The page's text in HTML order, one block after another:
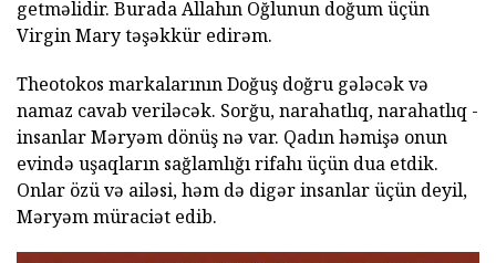
getməlidir. Burada Allahın Oğlunun doğum üçün
Virgin Mary təşəkkür edirəm.
Theotokos markalarının Doğuş doğru gələcək və
namaz cavab veriləcək. Sorğu, narahatlıq, narahatlıq -
insanlar Məryəm dönüş nə var. Qadın həmişə onun
evində uşaqların sağlamlığı rifahı üçün dua etdik.
Onlar özü və ailəsi, həm də digər insanlar üçün deyil,
Məryəm müraciət edib.